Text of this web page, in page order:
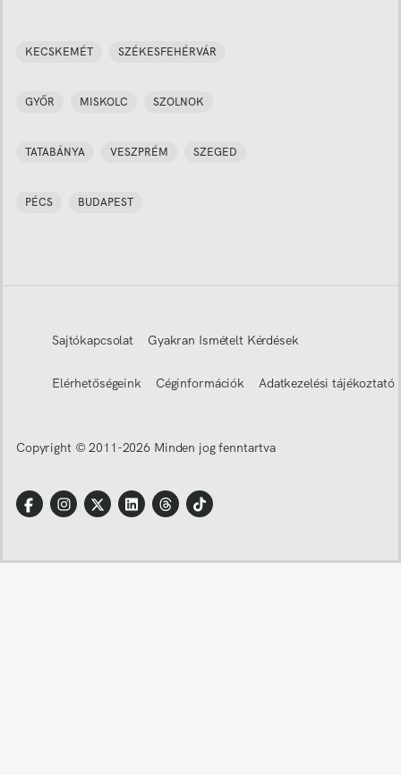
KECSKEMÉT SZÉKESFEHÉRVÁR
GYŐR MISKOLC SZOLNOK
TATABÁNYA VESZPRÉM SZEGED
PÉCS BUDAPEST
Sajtókapcsolat Gyakran Ismételt Kérdések
Elérhetőségeink Céginformációk Adatkezelési tájékoztató
Copyright © 2011-2026 Minden jog fenntartva